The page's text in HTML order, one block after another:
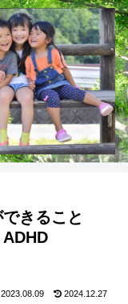
きること
2023.08.09 2024.12.27